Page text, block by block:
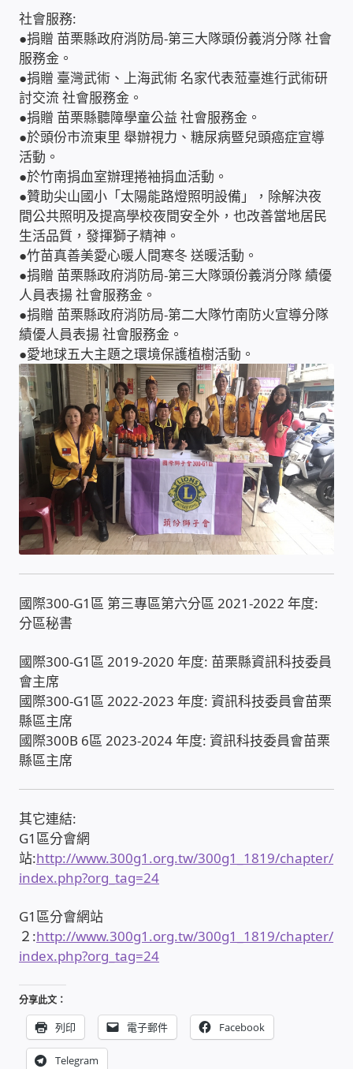
太陽能系統監視器
監視器 信和 TBC 固定IP
監視器RS485開門開鐵門開燈開保全
監控健檢‧舊換新專案
監視器異地備份備援
監控安防 工具 軟體 手冊
電話總機 對講機
迅時數位網路電話總機
IP-PBX 租賃 借測 (雲端總機)
通航國際(Tonnet)
DCS 數位通訊系統
NEC SL2100 電話總機 數位IP通訊系統
安立達(Aristel)
聯盟電子(LINEMEX)
網路型門口視訊對講機
電話 工具 軟體 手冊
門禁安全控制
感應式門鎖、電子鎖
電梯樓層刷卡管制
停車場、社區大樓 車道管制系統
風速傳感器+PLC自動控制
mOA雲考勤 指紋、卡片、手機APP GPS打卡
智慧櫃
電子鎖 凱特安Kwikset
電子模組電路模塊
社會服務:
●捐贈 苗栗縣政府消防局-第三大隊頭份義消分隊 社會
服務金。
●捐贈 臺灣武術、上海武術 名家代表蒞臺進行武術研
討交流 社會服務金。
●捐贈 苗栗縣聽障學童公益 社會服務金。
●於頭份市流東里 舉辦視力、糖尿病暨兒頭癌症宣導
活動。
●於竹南捐血室辦理捲袖捐血活動。
●贊助尖山國小「太陽能路燈照明設備」，除解決夜
間公共照明及提高學校夜間安全外，也改善當地居民
生活品質，發揮獅子精神。
●竹苗真善美愛心暖人間寒冬 送暖活動。
●捐贈 苗栗縣政府消防局-第三大隊頭份義消分隊 績優
人員表揚 社會服務金。
●捐贈 苗栗縣政府消防局-第二大隊竹南防火宣導分隊
績優人員表揚 社會服務金。
●愛地球五大主題之環境保護植樹活動。
國際300-G1區 第三專區第六分區 2021-2022 年度:
分區秘書
國際300-G1區 2019-2020 年度: 苗栗縣資訊科技委員
會主席
國際300-G1區 2022-2023 年度: 資訊科技委員會苗栗
縣區主席
國際300B 6區 2023-2024 年度: 資訊科技委員會苗栗
縣區主席
其它連結:
G1區分會網
站:http://www.300g1.org.tw/300g1_1819/chapter/
index.php?org_tag=24
G1區分會網站
２:http://www.300g1.org.tw/300g1_1819/chapter/
index.php?org_tag=24
分享此文：
列印 電子郵件 Facebook
Telegram